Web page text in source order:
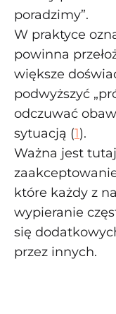
poradzimy”.
W praktyce
powinna
większe
podwyższyć
odczuwać
sytuacją (1).
Ważna jest
które każdy z
wypieranie
się
przez innych.